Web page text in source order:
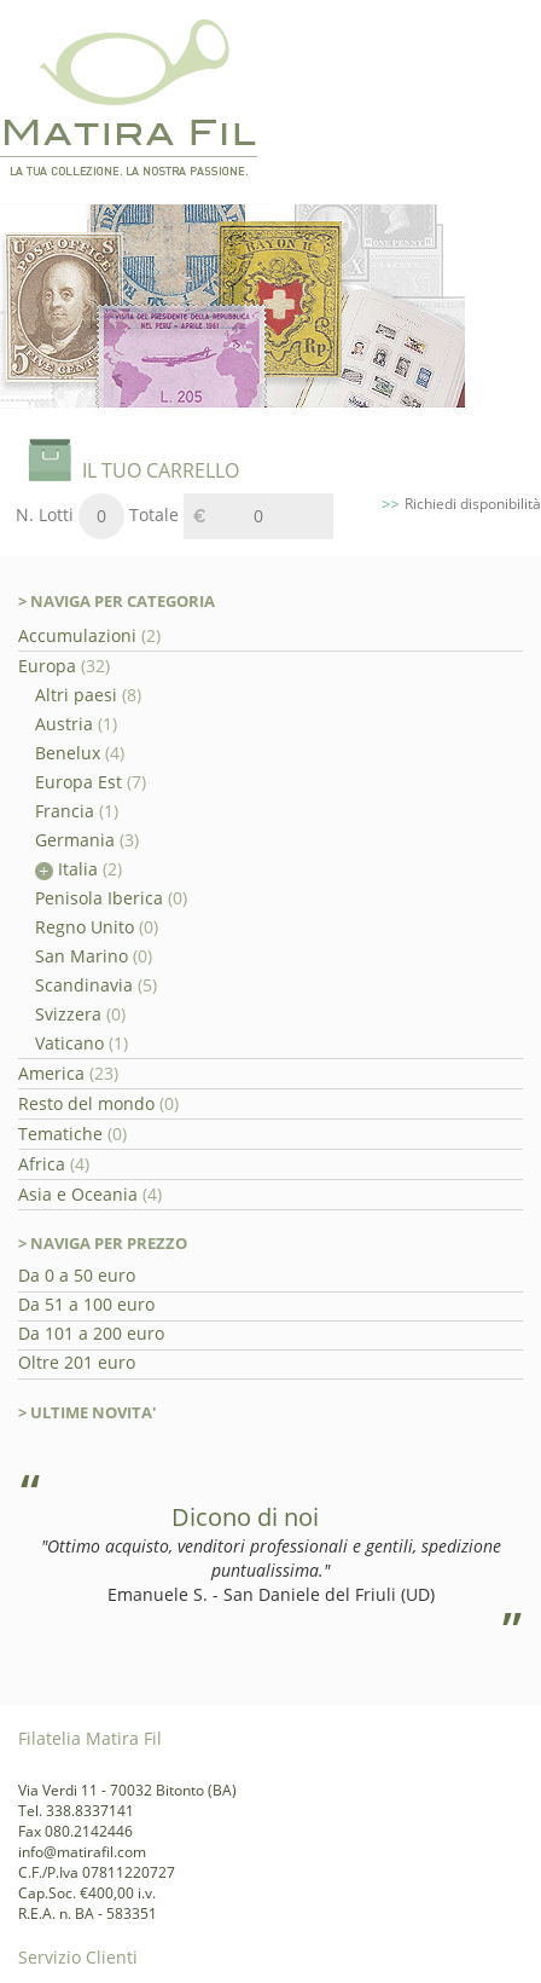
IL TUO CARRELLO
N. Lotti 0 Totale 0
Richiedi disponibilità
> NAVIGA PER CATEGORIA
Accumulazioni (2)
Europa (32)
Altri paesi (8)
Austria (1)
Benelux (4)
Europa Est (7)
Francia (1)
Germania (3)
Italia (2)
Penisola Iberica (0)
Regno Unito (0)
San Marino (0)
Scandinavia (5)
Svizzera (0)
Vaticano (1)
America (23)
Resto del mondo (0)
Tematiche (0)
Africa (4)
Asia e Oceania (4)
> NAVIGA PER PREZZO
Da 0 a 50 euro
Da 51 a 100 euro
Da 101 a 200 euro
Oltre 201 euro
> ULTIME NOVITA'
Dicono di noi
"Ottimo acquisto, venditori professionali e gentili, spedizione
puntualissima."
Emanuele S. - San Daniele del Friuli (UD)
Filatelia Matira Fil
Via Verdi 11 - 70032 Bitonto (BA)
Tel. 338.8337141
Fax 080.2142446
info@matirafil.com
C.F./P.Iva 07811220727
Cap.Soc. €400,00 i.v.
R.E.A. n. BA - 583351
Servizio Clienti